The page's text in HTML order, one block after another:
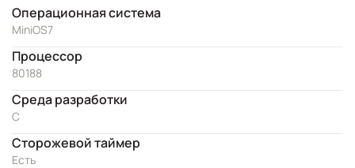
Операционная система
MiniOS7
Процессор
80188
Cреда разработки
C
Сторожевой таймер
Есть